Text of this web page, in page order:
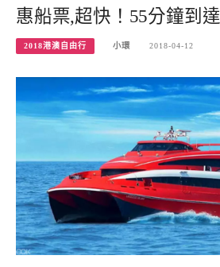
惠船票,超快！55分鐘到達
2018港澳自由行 小環 2018-04-12